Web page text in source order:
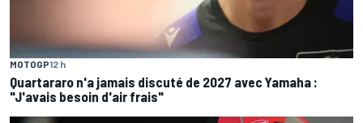
MOTOGP12 h
Quartararo n'a jamais discuté de 2027 avec Yamaha :
"J'avais besoin d'air frais"